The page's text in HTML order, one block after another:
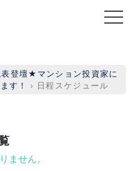
登壇★マンション投資家に
す！
› 日程スケジュール
ません。